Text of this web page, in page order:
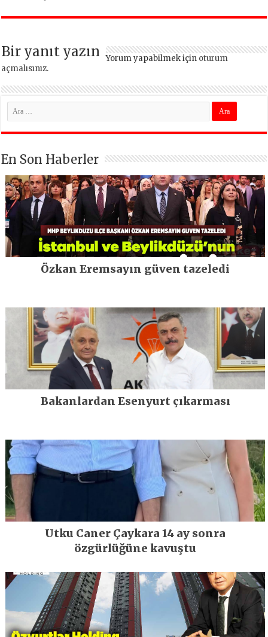
İlgi Gördü!..
heyelan sonrası
Bir yanıt yazın Yorum yapabilmek için oturum
açmalısınız.
En Son Haberler
Özkan Eremsayın güven tazeledi
Bakanlardan Esenyurt çıkarması
Utku Caner Çaykara 14 ay sonra
özgürlüğüne kavuştu